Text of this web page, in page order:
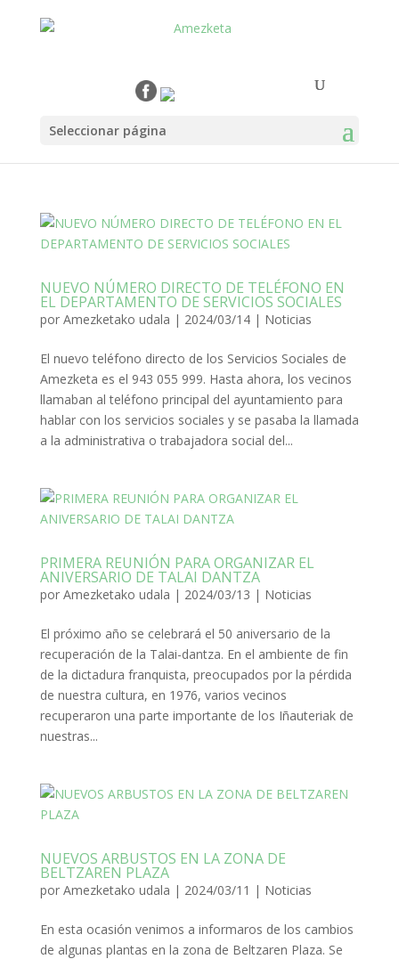
Seleccionar página
NUEVO NÚMERO DIRECTO DE TELÉFONO EN
EL DEPARTAMENTO DE SERVICIOS SOCIALES
por Amezketako udala | 2024/03/14| Noticias
El nuevo teléfono directo de los Servicios Sociales de
Amezketa es el 943 055 999. Hasta ahora, los vecinos
llamaban al teléfono principal del ayuntamiento para
hablar con los servicios sociales y se pasaba la llamada
a la administrativa o trabajadora social del...
PRIMERA REUNIÓN PARA ORGANIZAR EL
ANIVERSARIO DE TALAI DANTZA
por Amezketako udala | 2024/03/13 | Noticias
El próximo año se celebrará el 50 aniversario de la
recuperación de la Talai-dantza. En el ambiente de fin
de la dictadura franquista, preocupados por la pérdida
de nuestra cultura, en 1976, varios vecinos
recuperaron una parte importante de los Iñauteriak de
nuestras...
NUEVOS ARBUSTOS EN LA ZONA DE
BELTZAREN PLAZA
por Amezketako udala | 2024/03/11 | Noticias
En esta ocasión venimos a informaros de los cambios
de algunas plantas en la zona de Beltzaren Plaza. Se